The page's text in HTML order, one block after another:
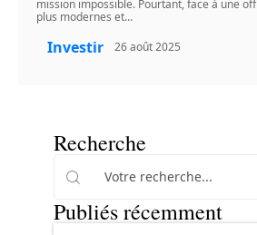
mission impossible. Pourtant, face à une
plus modernes et…
Investir 26 août 2025
Recherche
Publiés récemment